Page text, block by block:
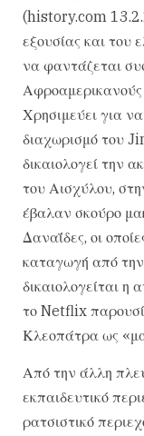
(history.com
εξουσίας και του
να φαντάζεται
Χρησιμεύει για
διαχωρισμό του
δικαιολογεί την
του Αισχύλου,
έβαλαν σκούρο
Δαναΐδες, οι
καταγωγή από
δικαιολογείται
το Netflix
Κλεοπάτρα ως
Από την άλλη
εκπαιδευτικό
ρατσιστικό